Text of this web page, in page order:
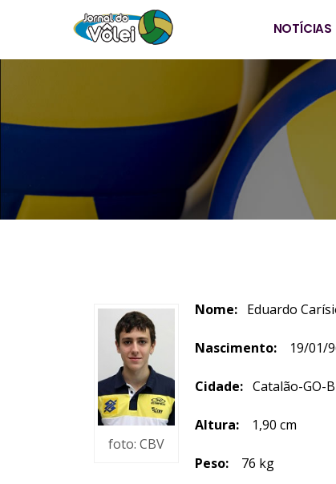
NOTÍCIAS
foto: CBV
Nome: Eduardo
Nascimento: 19/01/
Cidade: Catalão-GO-
Altura: 1,90 cm
Peso: 76 kg